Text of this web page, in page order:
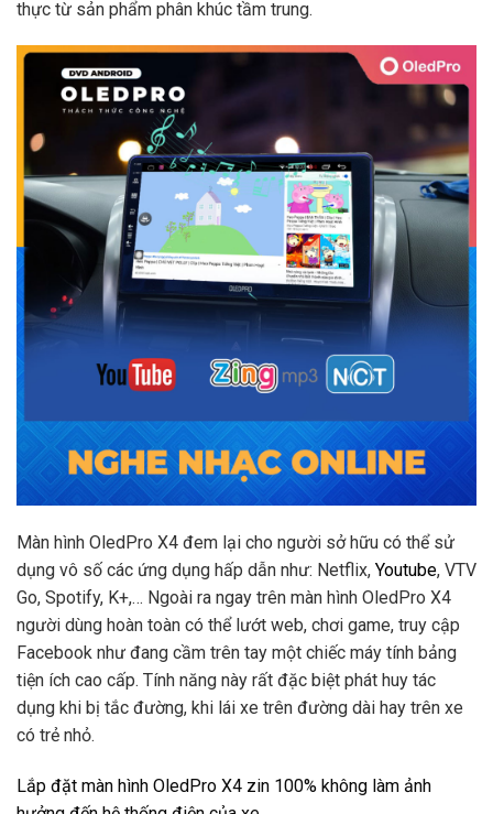
thực từ sản phẩm phân khúc tầm trung.
Màn hình OledPro X4 đem lại cho người sở hữu có thể sử
dụng vô số các ứng dụng hấp dẫn như: Netflix, Youtube, VTV
Go, Spotify, K+,… Ngoài ra ngay trên ​màn hình OledPro X4
người dùng hoàn toàn có thể lướt web, chơi game, truy cập
Facebook như đang cầm trên tay một chiếc máy tính bảng
tiện ích cao cấp. Tính năng này rất đặc biệt phát huy tác
dụng khi bị tắc đường, khi lái xe trên đường dài hay trên xe
có trẻ nhỏ.
Lắp đặt màn hình OledPro X4 zin 100% không làm ảnh